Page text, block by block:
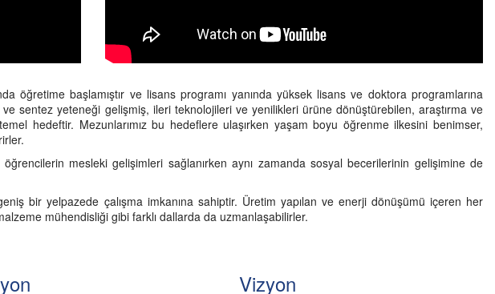
öğretime başlamıştır ve lisans programı yanında yüksek lisans ve doktora programlarına
sentez yeteneği gelişmiş, ileri teknolojileri ve yenilikleri ürüne dönüştürebilen, araştırma ve
hedeftir. Mezunlarımız bu hedeflere ulaşırken yaşam boyu öğrenme ilkesini benimser,
mesleki gelişimleri sağlanırken aynı zamanda sosyal becerilerinin gelişimine de
bir yelpazede çalışma imkanına sahiptir. Üretim yapılan ve enerji dönüşümü içeren her
mühendisliği gibi farklı dallarda da uzmanlaşabilirler.
Vizyon